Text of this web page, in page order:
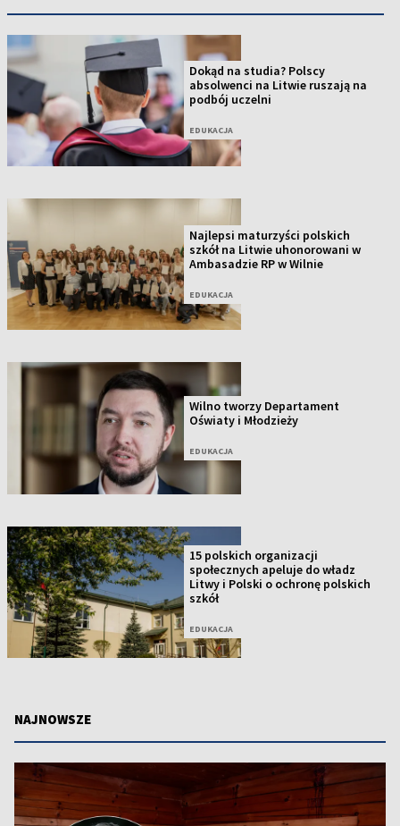
Dokąd na studia? Polscy
absolwenci na Litwie ruszają na
podbój uczelni
EDUKACJA
Najlepsi maturzyści polskich
szkół na Litwie uhonorowani w
Ambasadzie RP w Wilnie
EDUKACJA
Wilno tworzy Departament
Oświaty i Młodzieży
EDUKACJA
15 polskich organizacji
społecznych apeluje do władz
Litwy i Polski o ochronę polskich
szkół
EDUKACJA
NAJNOWSZE